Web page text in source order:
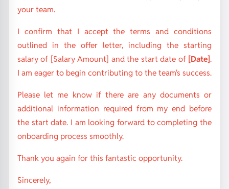
your team.
I confirm that I accept the terms and conditions
outlined in the offer letter, including the starting
salary of [Salary Amount] and the start date of [Date].
I am eager to begin contributing to the team's success.
Please let me know if there are any documents or
additional information required from my end before
the start date. I am looking forward to completing the
onboarding process smoothly.
Thank you again for this fantastic opportunity.
Sincerely,